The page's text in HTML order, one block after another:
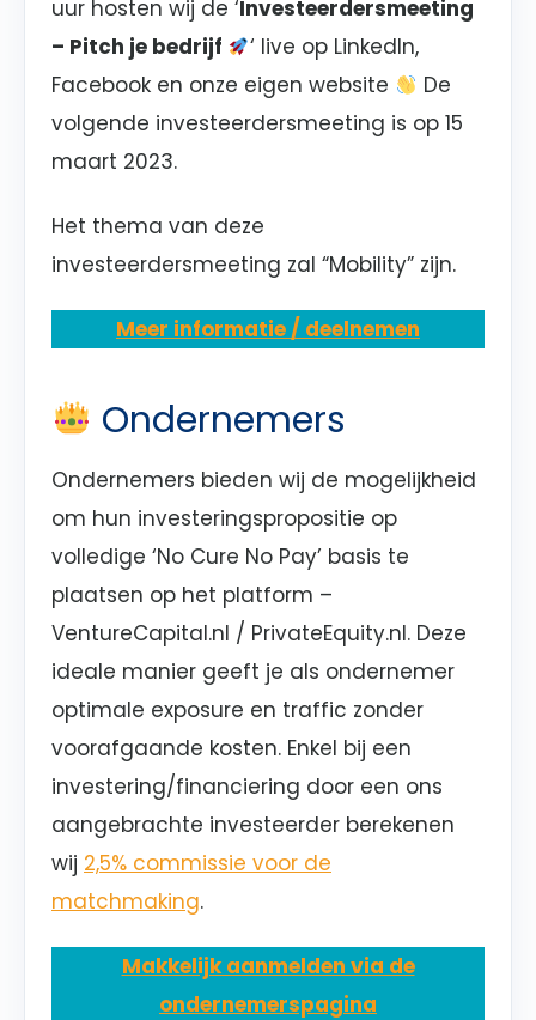
uur hosten wij de ‘Investeerdersmeeting
– Pitch je bedrijf
‘ live op LinkedIn,
Facebook en onze eigen website
De
volgende investeerdersmeeting is op 15
maart 2023.
Het thema van deze
investeerdersmeeting zal “Mobility” zijn.
Meer informatie / deelnemen
Ondernemers
Ondernemers bieden wij de mogelijkheid
om hun investeringspropositie op
volledige ‘No Cure No Pay’ basis te
plaatsen op het platform –
VentureCapital.nl / PrivateEquity.nl. Deze
ideale manier geeft je als ondernemer
optimale exposure en traffic zonder
voorafgaande kosten. Enkel bij een
investering/financiering door een ons
aangebrachte investeerder berekenen
wij 2,5% commissie voor de
matchmaking.
Makkelijk aanmelden via de
ondernemerspagina